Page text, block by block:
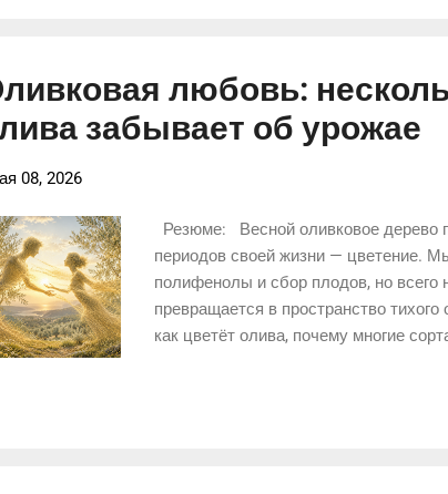
любовь:
забывает об урожае
08, 2026
Резюме: Весной оливковое дерево
периодов своей жизни — цветение.
полифенолы и сбор плодов, но всего
превращается в пространство
как цветёт олива, почему многие